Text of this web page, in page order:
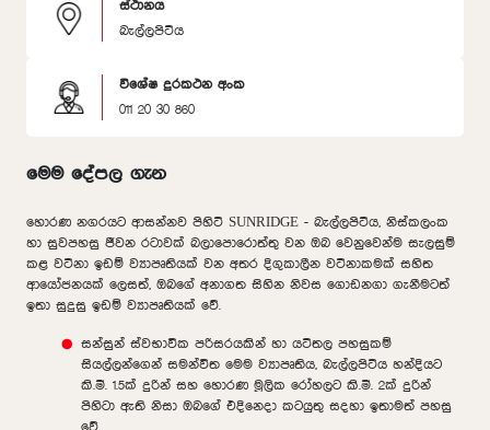
ස්ථානය
බැල්ලපිටිය
විශේෂ දුරකථන අංක
011 20 30 860
මෙම දේපල ගැන
හොරණ නගරයට ආසන්නව පිහිටි SUNRIDGE - බැල්ලපිටිය, නිස්කලංක
හා සුවපහසු ජීවන රටාවක් බලාපොරොත්තු වන ඔබ වෙනුවෙන්ම සැලසුම්
කළ වටිනා ඉඩම් ව්‍යාපෘතියක් වන අතර දිගුකාලීන වටිනාකමක් සහිත
ආයෝජනයක් ලෙසත්, ඔබගේ අනාගත සිහින නිවස ගොඩනගා ගැනීමටත්
ඉතා සුදුසු ඉඩම් ව්‍යාපෘතියක් වේ.
සන්සුන් ස්වභාවික පරිසරයකින් හා යටිතල පහසුකම්
සියල්ලන්ගෙන් සමන්විත මෙම ව්‍යාපෘතිය, බැල්ලපිටිය හන්දියට
කි.මී. 1.5ක් දුරින් සහ හොරණ මූලික රෝහලට කි.මී. 2ක් දුරින්
පිහිටා ඇති නිසා ඔබගේ එදිනෙදා කටයුතු සදහා ඉතාමත් පහසු
වේ.